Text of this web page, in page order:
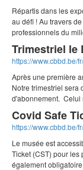
Répartis dans les
au défi ! Au travers
professionnels du
Trimestriel le
https://www.cbbd.be/
Après une première
Notre trimestriel sera
d'abonnement.
Covid Safe
https://www.cbbd.be/
Le musée est
Ticket (CST) pour les
également